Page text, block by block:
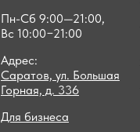
Пн-Сб 9:00—21:00,
Вс 10:00−21:00
Адрес:
Саратов, ул. Большая
Горная, д. 336
Для бизнеса